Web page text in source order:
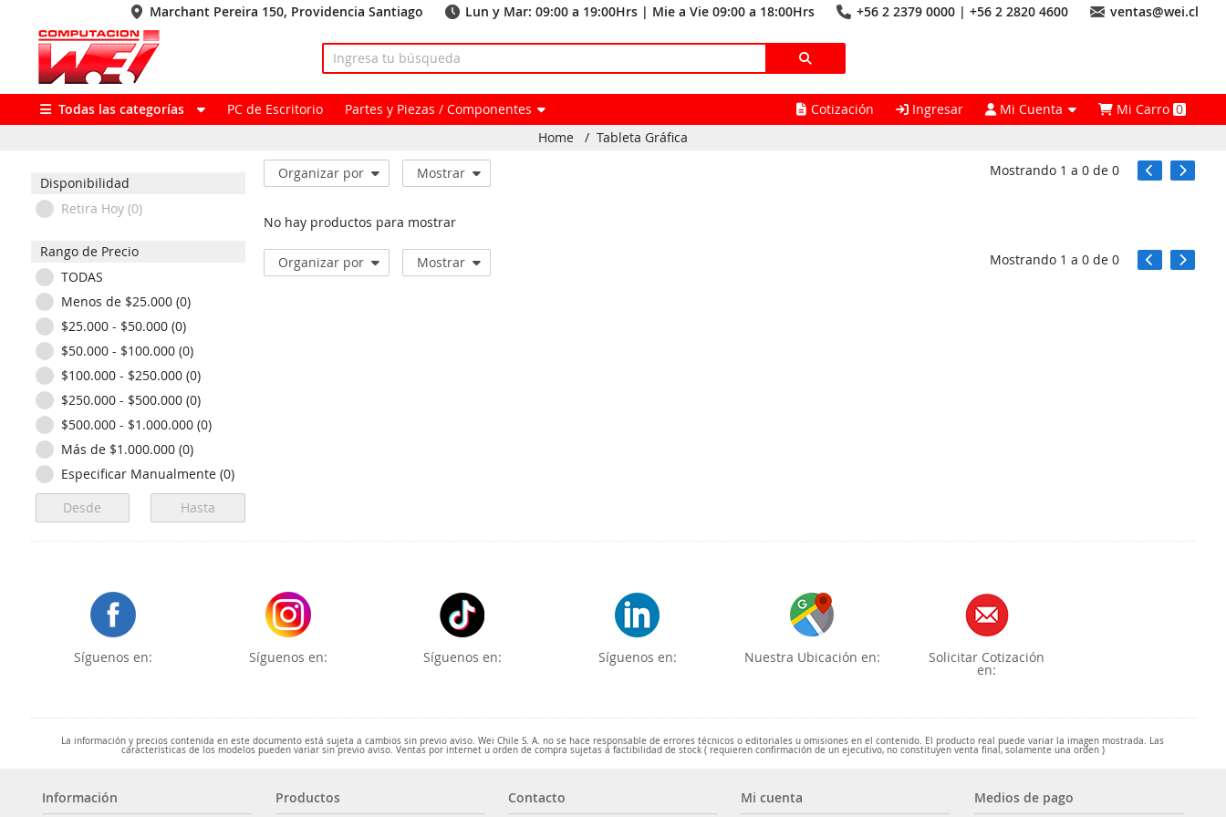
Marchant Pereira 150, Providencia Santiago Lun y Mar: 09:00 a 19:00Hrs | Mie a Vie 09:00 a 18:00Hrs +56 2 2379 0000 | +56 2 2820 4600 ventas@wei.cl
Todas las categorías PC de Escritorio Partes y Piezas / Componentes Cotización Ingresar Mi Cuenta Mi Carro0
Home
/ Tableta Gráfica
Disponibilidad
Retira Hoy (0)
Rango de Precio
TODAS
Menos de $25.000 (0)
$25.000 - $50.000 (0)
$50.000 - $100.000 (0)
$100.000 - $250.000 (0)
$250.000 - $500.000 (0)
$500.000 - $1.000.000 (0)
Más de $1.000.000 (0)
Especificar Manualmente (0)
Organizar por Mostrar Mostrando 1 a0 de0
No hay productos para mostrar
Organizar por Mostrar Mostrando 1 a0 de0
Síguenos en: Síguenos en: Síguenos en: Síguenos en: Nuestra Ubicación en: Solicitar Cotización
en:
La información y precios contenida en este documento está sujeta a cambios sin previo aviso. Wei Chile S. A. no se hace responsable de errores técnicos o editoriales u omisiones en el contenido. El producto real puede variar la imagen mostrada. Las
características de los modelos pueden variar sin previo aviso. Ventas por internet u orden de compra sujetas a factibilidad de stock ( requieren confirmación de un ejecutivo, no constituyen venta final, solamente una orden )
Información Productos Contacto Mi cuenta Medios de pago